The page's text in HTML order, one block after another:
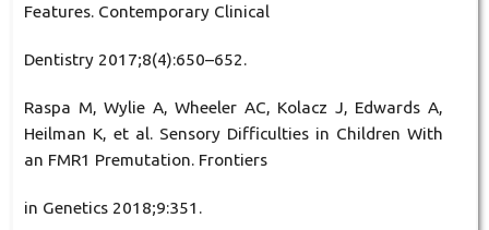
Features. Contemporary Clinical
Dentistry 2017;8(4):650–652.
Raspa M, Wylie A, Wheeler AC, Kolacz J, Edwards A,
Heilman K, et al. Sensory Difficulties in Children With
an FMR1 Premutation. Frontiers
in Genetics 2018;9:351.